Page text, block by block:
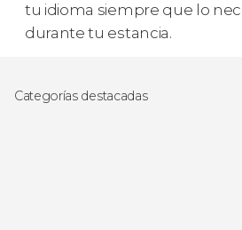
tu idioma siempre que lo
durante tu estancia.
Categorías destacadas